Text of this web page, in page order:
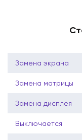
Замена экрана
Замена матрицы
Замена дисплея
Выключается